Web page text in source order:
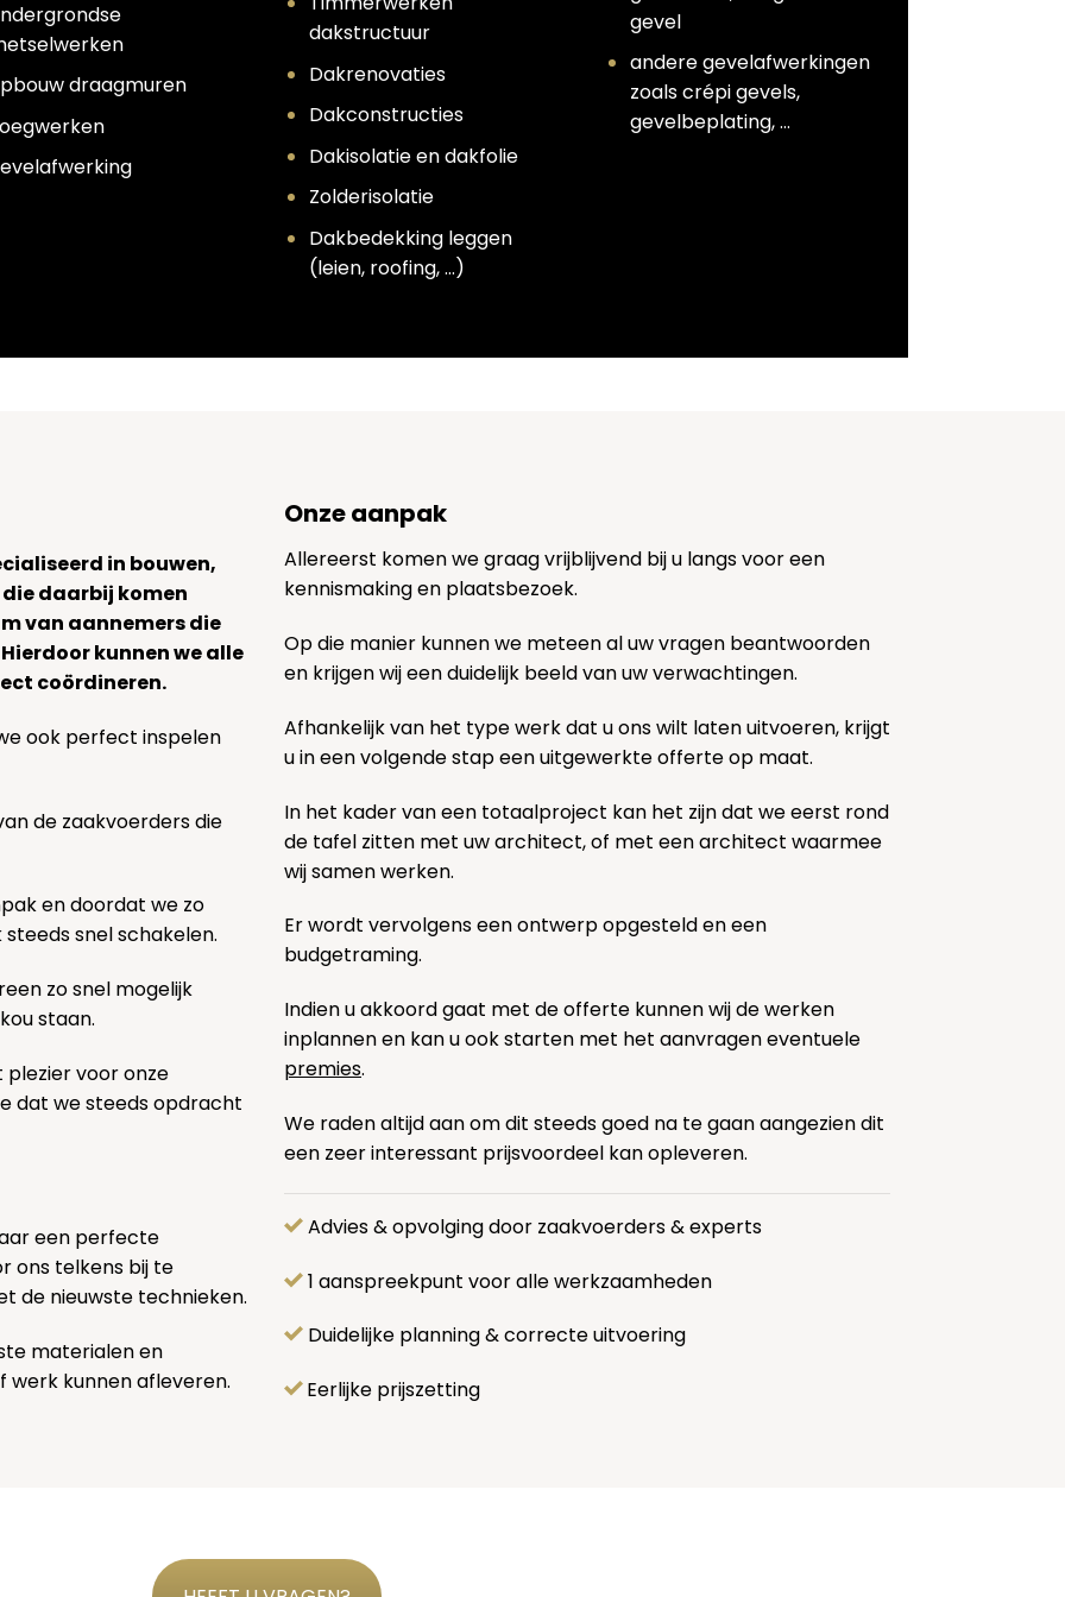
draagmuren
dakstructuur
Dakrenovaties
Dakconstructies
Dakisolatie en dakfolie
Zolderisolatie
Dakbedekking leggen
(leien, roofing, …)
gevel
andere gevelafwerkingen
zoals crépi gevels,
gevelbeplating, …
in bouwen,
daarbij komen
van aannemers die
kunnen we alle
coördineren.
ook perfect inspelen
de zaakvoerders die
en doordat we zo
snel schakelen.
zo snel mogelijk
staan.
plezier voor onze
dat we steeds opdracht
een perfecte
ons telkens bij te
de nieuwste technieken.
materialen en
kunnen afleveren.
Onze aanpak
Allereerst komen we graag vrijblijvend bij u langs voor een
kennismaking en plaatsbezoek.
Op die manier kunnen we meteen al uw vragen beantwoorden
en krijgen wij een duidelijk beeld van uw verwachtingen.
Afhankelijk van het type werk dat u ons wilt laten uitvoeren, krijgt
u in een volgende stap een uitgewerkte offerte op maat.
In het kader van een totaalproject kan het zijn dat we eerst rond
de tafel zitten met uw architect, of met een architect waarmee
wij samen werken.
Er wordt vervolgens een ontwerp opgesteld en een
budgetraming.
Indien u akkoord gaat met de offerte kunnen wij de werken
inplannen en kan u ook starten met het aanvragen eventuele
premies.
We raden altijd aan om dit steeds goed na te gaan aangezien dit
een zeer interessant prijsvoordeel kan opleveren.
Advies & opvolging door zaakvoerders & experts
1 aanspreekpunt voor alle werkzaamheden
Duidelijke planning & correcte uitvoering
Eerlijke prijszetting